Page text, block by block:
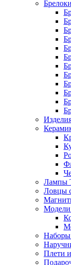
Брелоки
Лампы
Ловцы
Модели
Наборы
Плети